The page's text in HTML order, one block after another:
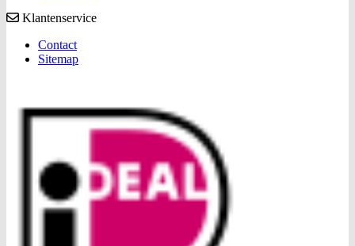
Klantenservice
Contact
Sitemap